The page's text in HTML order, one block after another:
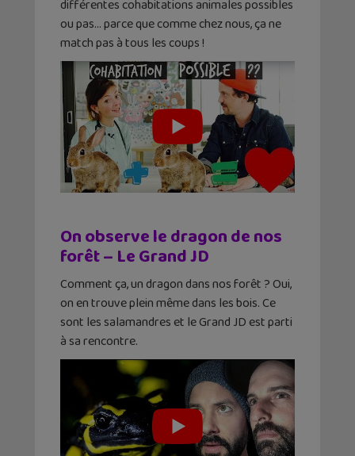
différentes cohabitations animales possibles
ou pas… parce que comme chez nous, ça ne
match pas à tous les coups !
On observe le dragon de nos
forêt – Le Grand JD
Comment ça, un dragon dans nos forêt ? Oui,
on en trouve plein même dans les bois. Ce
sont les salamandres et le Grand JD est parti
à sa rencontre.